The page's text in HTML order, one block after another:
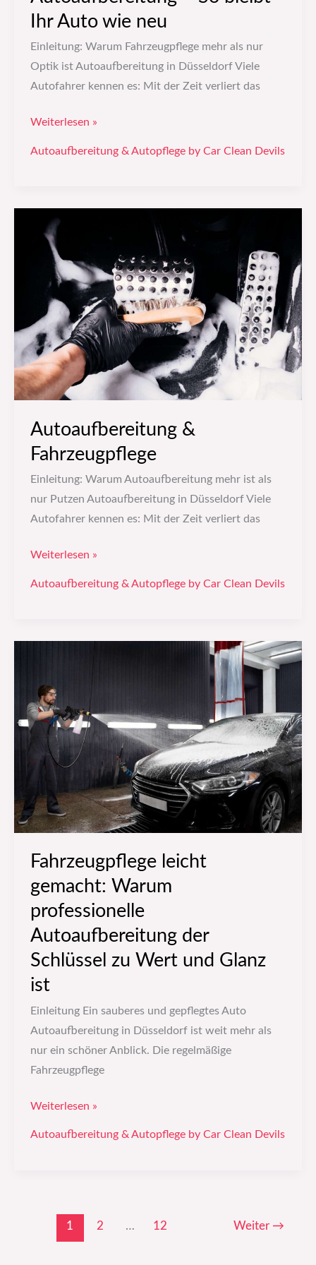
Ihr Auto wie neu
Einleitung: Warum Fahrzeugpflege mehr als nur
Optik ist Autoaufbereitung in Düsseldorf Viele
Autofahrer kennen es: Mit der Zeit verliert das
Weiterlesen »
Autoaufbereitung & Autopflege by Car Clean Devils
Autoaufbereitung &
Fahrzeugpflege
Einleitung: Warum Autoaufbereitung mehr ist als
nur Putzen Autoaufbereitung in Düsseldorf Viele
Autofahrer kennen es: Mit der Zeit verliert das
Autoaufbereitung
Fahrzeugpflege
Weiterlesen »
Autoaufbereitung & Autopflege by Car Clean Devils
Fahrzeugpflege leicht
gemacht: Warum
professionelle
Autoaufbereitung der
Schlüssel zu Wert und Glanz
ist
Einleitung Ein sauberes und gepflegtes Auto
Autoaufbereitung in Düsseldorf ist weit mehr als
nur ein schöner Anblick. Die regelmäßige
Fahrzeugpflege
gemacht:
Warum
professionelle
Autoaufbereitung
zu
Wert
Glanz
ist
Weiterlesen »
Autoaufbereitung & Autopflege by Car Clean Devils
1 2 … 12 Weiter →